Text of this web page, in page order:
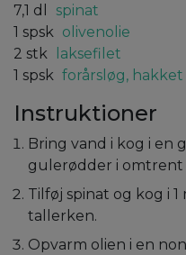
7,1 dl
spinat
1 spsk olivenolie
2 stk
laksefilet
1 spsk forårsløg, hakket
Instruktioner
Bring vand i kog i en
gulerødder i omtrent
Tilføj spinat og kog i
tallerken.
Opvarm olien i en